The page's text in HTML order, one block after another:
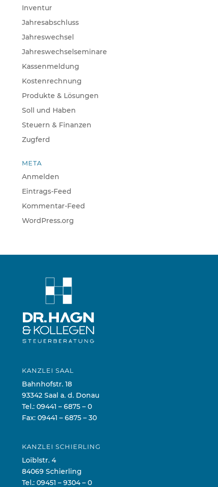
Inventur
Jahresabschluss
Jahreswechsel
Jahreswechselseminare
Kassenmeldung
Kostenrechnung
Produkte & Lösungen
Soll und Haben
Steuern & Finanzen
Zugferd
META
Anmelden
Eintrags-Feed
Kommentar-Feed
WordPress.org
KANZLEI SAAL
Bahnhofstr. 18
93342 Saal a. d. Donau
Tel.: 09441 – 6875 – 0
Fax: 09441 – 6875 – 30
KANZLEI SCHIERLING
Loiblstr. 4
84069 Schierling
Tel.: 09451 – 9304 – 0